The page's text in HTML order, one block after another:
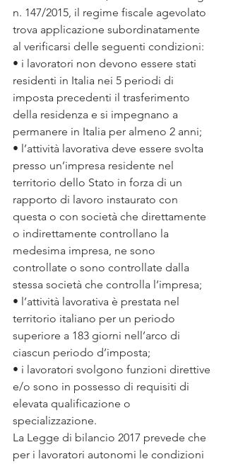
n. 147/2015, il regime fiscale agevolato
trova applicazione subordinatamente
al verificarsi delle seguenti condizioni:
• i lavoratori non devono essere stati
residenti in Italia nei 5 periodi di
imposta precedenti il trasferimento
della residenza e si impegnano a
permanere in Italia per almeno 2 anni;
• l’attività lavorativa deve essere svolta
presso un’impresa residente nel
territorio dello Stato in forza di un
rapporto di lavoro instaurato con
questa o con società che direttamente
o indirettamente controllano la
medesima impresa, ne sono
controllate o sono controllate dalla
stessa società che controlla l’impresa;
• l’attività lavorativa è prestata nel
territorio italiano per un periodo
superiore a 183 giorni nell’arco di
ciascun periodo d’imposta;
• i lavoratori svolgono funzioni direttive
e/o sono in possesso di requisiti di
elevata qualificazione o
specializzazione.
La Legge di bilancio 2017 prevede che
per i lavoratori autonomi le condizioni